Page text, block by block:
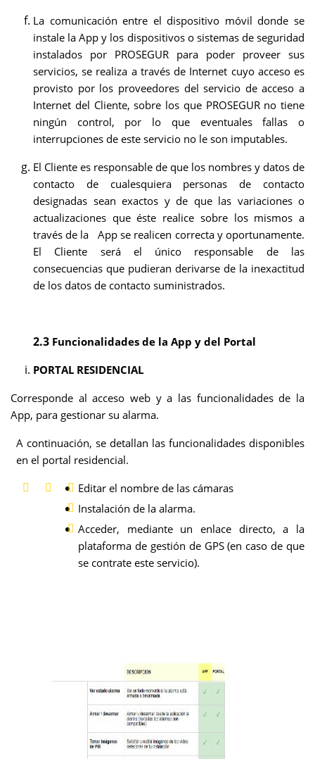
La comunicación entre el dispositivo móvil donde se
instale la App y los dispositivos o sistemas de seguridad
instalados por PROSEGUR para poder proveer sus
servicios, se realiza a través de Internet cuyo acceso es
provisto por los proveedores del servicio de acceso a
Internet del Cliente, sobre los que PROSEGUR no tiene
ningún control, por lo que eventuales fallas o
interrupciones de este servicio no le son imputables.
El Cliente es responsable de que los nombres y datos de
contacto de cualesquiera personas de contacto
designadas sean exactos y de que las variaciones o
actualizaciones que éste realice sobre los mismos a
través de la App se realicen correcta y oportunamente.
El Cliente será el único responsable de las
consecuencias que pudieran derivarse de la inexactitud
de los datos de contacto suministrados.
2.3 Funcionalidades de la App y del Portal
PORTAL RESIDENCIAL
Corresponde al acceso web y a las funcionalidades de la
App, para gestionar su alarma.
A continuación, se detallan las funcionalidades disponibles
en el portal residencial.
Editar el nombre de las cámaras
Instalación de la alarma.
Acceder, mediante un enlace directo, a la
plataforma de gestión de GPS (en caso de que
se contrate este servicio).